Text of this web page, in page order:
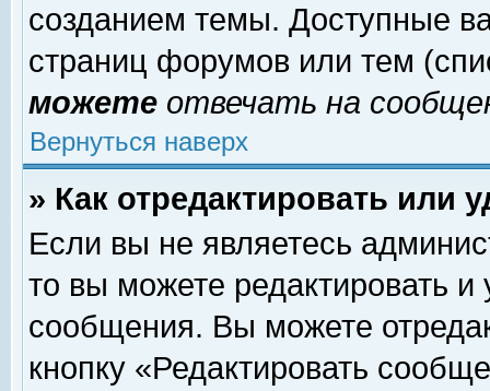
созданием темы. Доступные
страниц форумов или тем
можете отвечать на
Вернуться наверх
» Как отредактировать или
Если вы не являетесь
то вы можете редактировать и
сообщения. Вы можете
кнопку «Редактировать